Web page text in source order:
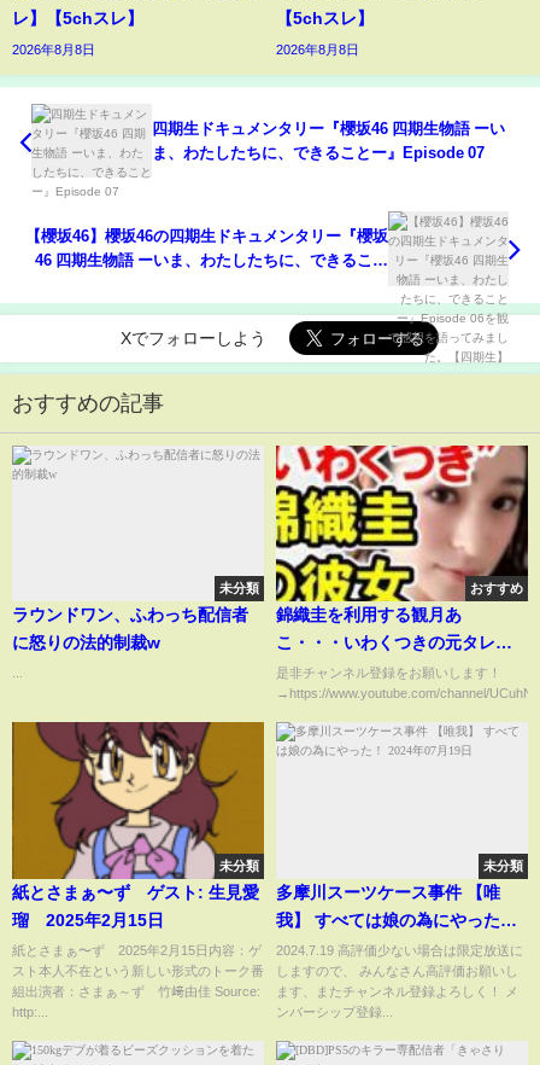
レ】【5chスレ】
2026年8月8日
【5chスレ】
2026年8月8日
四期生ドキュメンタリー『櫻坂46 四期生物語 ーい
ま、わたしたちに、できることー』Episode 07
【櫻坂46】櫻坂46の四期生ドキュメンタリー『櫻坂
46 四期生物語 ーいま、わたしたちに、できること
Xでフォローしよう
おすすめの記事
未分類
ラウンドワン、ふわっち配信者
に怒りの法的制裁w
おすすめ
錦織圭を利用する観月あ
こ・・・いわくつきの元タレン
ト彼女は黒すぎる女だった。芸
能界復帰も画策か【芸能おもク
ロ秘話ニュース】
是非チャンネル登録をお願いします！
→https://www.youtube.com/channel/
未分類
紙とさまぁ〜ず ゲスト: 生見愛
瑠 2025年2月15日
紙とさまぁ〜ず 2025年2月15日内容：ゲ
スト本人不在という新しい形式のトーク番
組出演者：さまぁ～ず 竹﨑由佳 Source:
http:...
未分類
多摩川スーツケース事件 【唯
我】 すべては娘の為にやった！
2024年07月19日
2024.7.19 高評価少ない場合は限定放送に
しますので、 みんなさん高評価お願いし
ます、またチャンネル登録よろしく！ メ
ンバーシップ登録...